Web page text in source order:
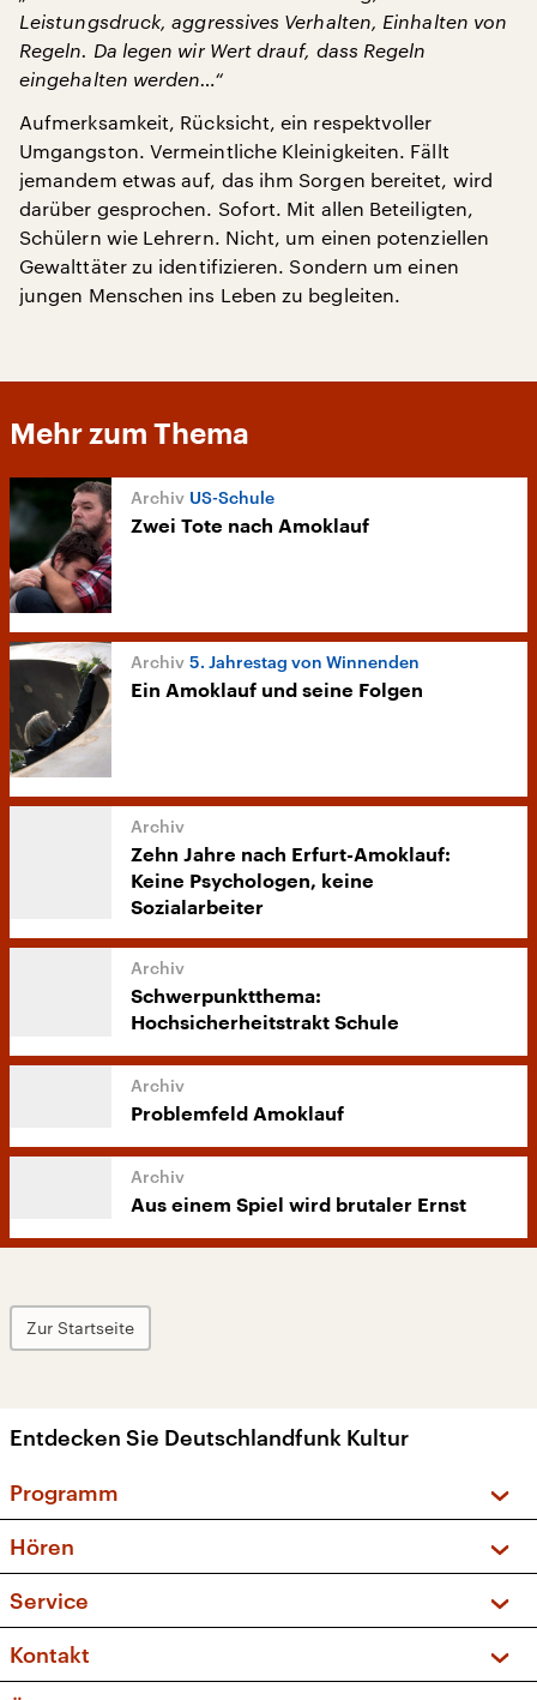
Leistungsdruck, aggressives Verhalten, Einhalten von
Regeln. Da legen wir Wert drauf, dass Regeln
eingehalten werden…“
Aufmerksamkeit, Rücksicht, ein respektvoller
Umgangston. Vermeintliche Kleinigkeiten. Fällt
jemandem etwas auf, das ihm Sorgen bereitet, wird
darüber gesprochen. Sofort. Mit allen Beteiligten,
Schülern wie Lehrern. Nicht, um einen potenziellen
Gewalttäter zu identifizieren. Sondern um einen
jungen Menschen ins Leben zu begleiten.
Mehr zum Thema
US-Schule
Zwei Tote nach Amoklauf
5. Jahrestag von Winnenden
Ein Amoklauf und seine Folgen
Zehn Jahre nach Erfurt-Amoklauf:
Keine Psychologen, keine
Sozialarbeiter
Schwerpunktthema:
Hochsicherheitstrakt Schule
Problemfeld Amoklauf
Aus einem Spiel wird brutaler Ernst
Zur Startseite
Entdecken Sie Deutschlandfunk Kultur
Programm
Sendungen und Podcasts
Musikliste
Kakadu – Das Kinderprogramm
Hören
Frequenzen (UKW + DAB+)
Service
FAQ
Apps
Kontakt